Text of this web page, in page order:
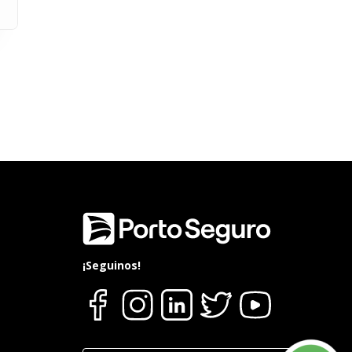
¡Seguinos!